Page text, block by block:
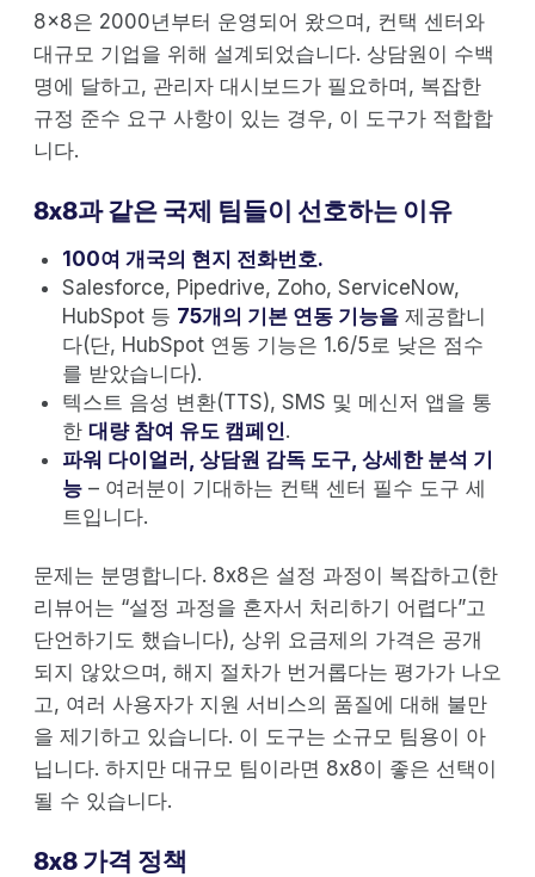
8x8은 2000년부터 운영되어 왔으며, 컨택 센터와
대규모 기업을 위해 설계되었습니다. 상담원이 수백
명에 달하고, 관리자 대시보드가 필요하며, 복잡한
규정 준수 요구 사항이 있는 경우, 이 도구가 적합합
니다.
8x8과 같은 국제 팀들이 선호하는 이유
100여 개국의 현지 전화번호.
Salesforce, Pipedrive, Zoho, ServiceNow,
HubSpot 등 75개의 기본 연동 기능을 제공합니
다(단, HubSpot 연동 기능은 1.6/5로 낮은 점수
를 받았습니다).
텍스트 음성 변환(TTS), SMS 및 메신저 앱을 통
한 대량 참여 유도 캠페인.
파워 다이얼러, 상담원 감독 도구, 상세한 분석 기
능 – 여러분이 기대하는 컨택 센터 필수 도구 세
트입니다.
문제는 분명합니다. 8x8은 설정 과정이 복잡하고(한
리뷰어는 “설정 과정을 혼자서 처리하기 어렵다”고
단언하기도 했습니다), 상위 요금제의 가격은 공개
되지 않았으며, 해지 절차가 번거롭다는 평가가 나오
고, 여러 사용자가 지원 서비스의 품질에 대해 불만
을 제기하고 있습니다. 이 도구는 소규모 팀용이 아
닙니다. 하지만 대규모 팀이라면 8x8이 좋은 선택이
될 수 있습니다.
8x8 가격 정책